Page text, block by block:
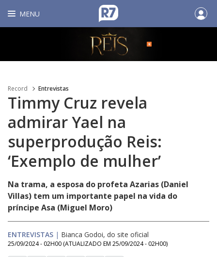
MENU
Record Entrevistas
Timmy Cruz revela
admirar Yael na
superprodução Reis:
‘Exemplo de mulher’
Na trama, a esposa do profeta Azarias (Daniel
Villas) tem um importante papel na vida do
príncipe Asa (Miguel Moro)
ENTREVISTAS | Bianca Godoi, do site oficial
25/09/2024 - 02H00 (ATUALIZADO EM 25/09/2024 - 02H00)